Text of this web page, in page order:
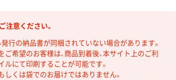
注意ください。
発行の納品書が同梱されていない場合があります。
希望のお客様は、商品到着後、本サイト上のご利
ルにて印刷することが可能です。
しくは袋でのお届けではありません。